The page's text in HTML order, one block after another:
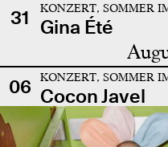
31
KONZERT, SOMMER
Gina Été
06 KONZERT, SOMMER
Cocon Javel